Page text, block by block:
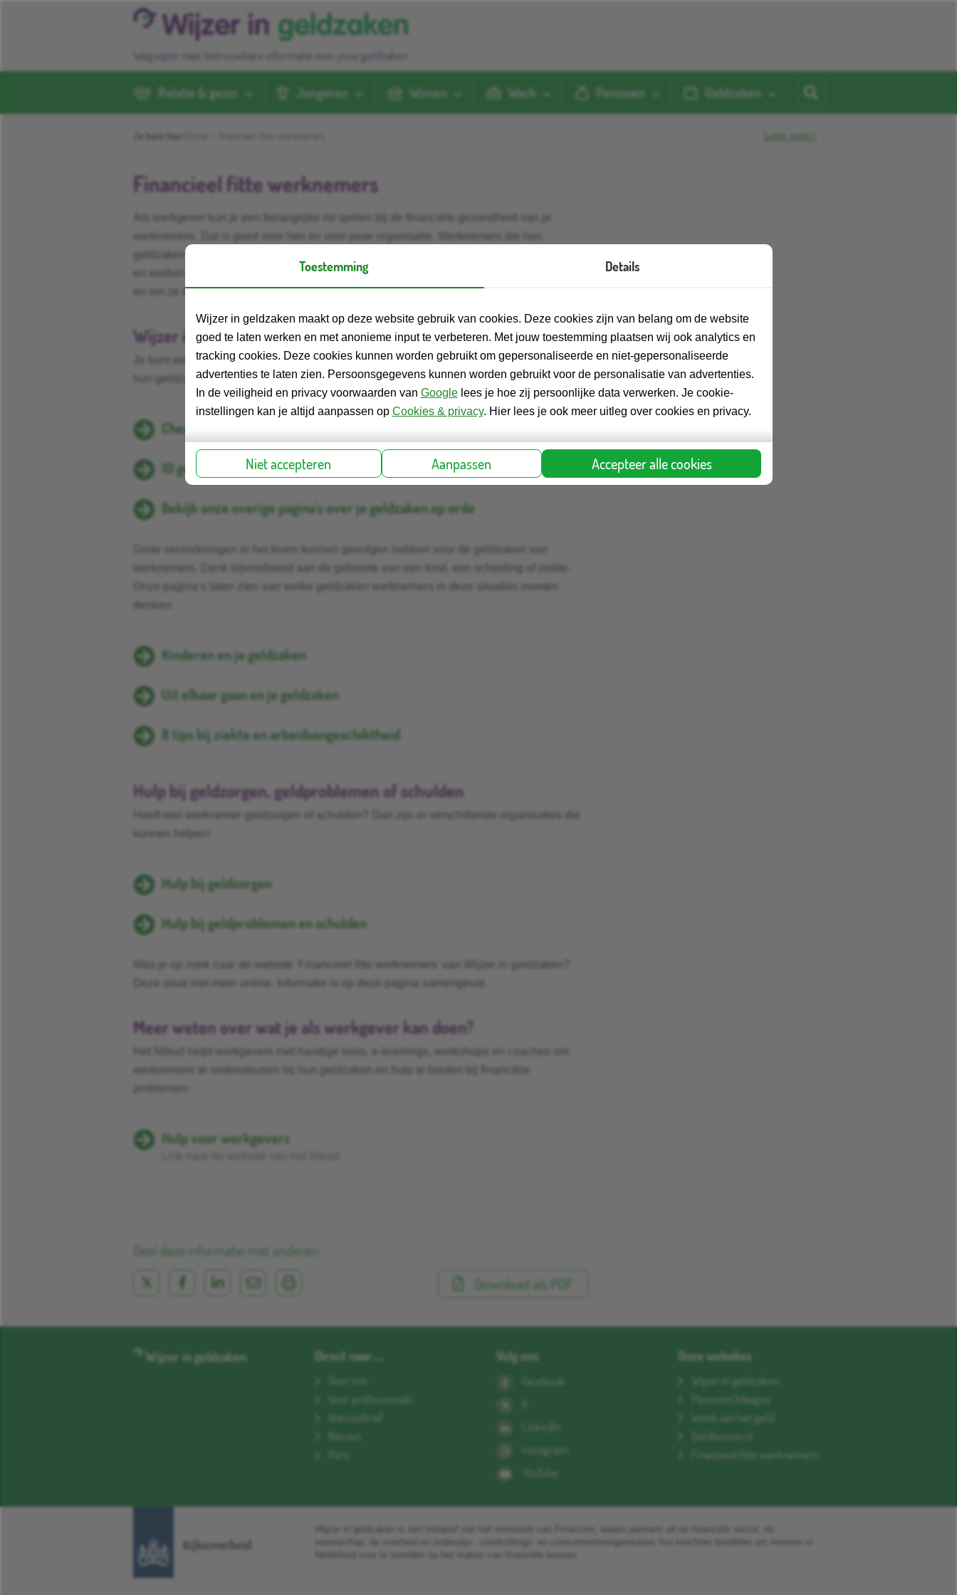
Wegwijzer naar betrouwbare informatie over jouw geldzaken
Relatie & gezin Jongeren Wonen Werk Pensioen Geldzaken
Je bent hier: Lees voor
Financieel fitte werknemers
werknemers. Dat is goed voor hen en voor jouw organisatie. Werknemers die hun
geldzaken op orde hebben, ervaren vaak minder stress, kunnen zich beter concentreren
en werken productiever. Wij helpen je om werknemers te ondersteunen bij hun geldzaken
en om ze te verwijzen naar betrouwbare informatie en hulp.
Wijzer in geldzaken als betrouwbare wegwijzer
Je kunt werknemers wijzen op onze pagina's over het op orde brengen en houden van
hun geldzaken:
Checklist geldzaken op orde
10 geldtips
Bekijk onze overige pagina's over je geldzaken op orde
werknemers. Denk bijvoorbeeld aan de geboorte van een kind, een scheiding of ziekte.
Onze pagina’s laten zien aan welke geldzaken werknemers in deze situaties moeten
Kinderen en je geldzaken
Uit elkaar gaan en je geldzaken
8 tips bij ziekte en arbeidsongeschiktheid
Hulp bij geldzorgen, geldproblemen of schulden
Heeft een werknemer geldzorgen of schulden? Dan zijn er verschillende organisaties die
Hulp bij geldzorgen
Hulp bij geldproblemen en schulden
Was je op zoek naar de website 'Financieel fitte werknemers' van Wijzer in geldzaken?
Deze staat niet meer online. Informatie is op deze pagina samengevat.
Meer weten over wat je als werkgever kan doen?
Het Nibud helpt werkgevers met handige tools, e-learnings, workshops en coaches om
werknemers te ondersteunen bij hun geldzaken en hulp te bieden bij financiële
problemen:
Hulp voor werkgevers
Deel deze informatie met anderen:
Download als PDF
Wijzer in geldzaken Direct naar…
Over ons
Voor professionals
Nieuwsbrief
Nieuws
Pers
Volg ons
Facebook
LinkedIn
Instagram
YouTube
Onze websites
Wijzer in geldzaken
Pensioen3daagse
Week van het geld
Geldlessen.nl
Financieel fitte werknemers
Toestemming Details
Wijzer in geldzaken maakt op deze website gebruik van cookies. Deze cookies zijn van belang om de website
goed te laten werken en met anonieme input te verbeteren. Met jouw toestemming plaatsen wij ook analytics en
tracking cookies. Deze cookies kunnen worden gebruikt om gepersonaliseerde en niet-gepersonaliseerde
advertenties te laten zien. Persoonsgegevens kunnen worden gebruikt voor de personalisatie van advertenties.
In de veiligheid en privacy voorwaarden van Googlelees je hoe zij persoonlijke data verwerken. Je cookie-
instellingen kan je altijd aanpassen op Cookies & privacy. Hier lees je ook meer uitleg over cookies en privacy.
Niet accepteren Aanpassen Accepteer alle cookies